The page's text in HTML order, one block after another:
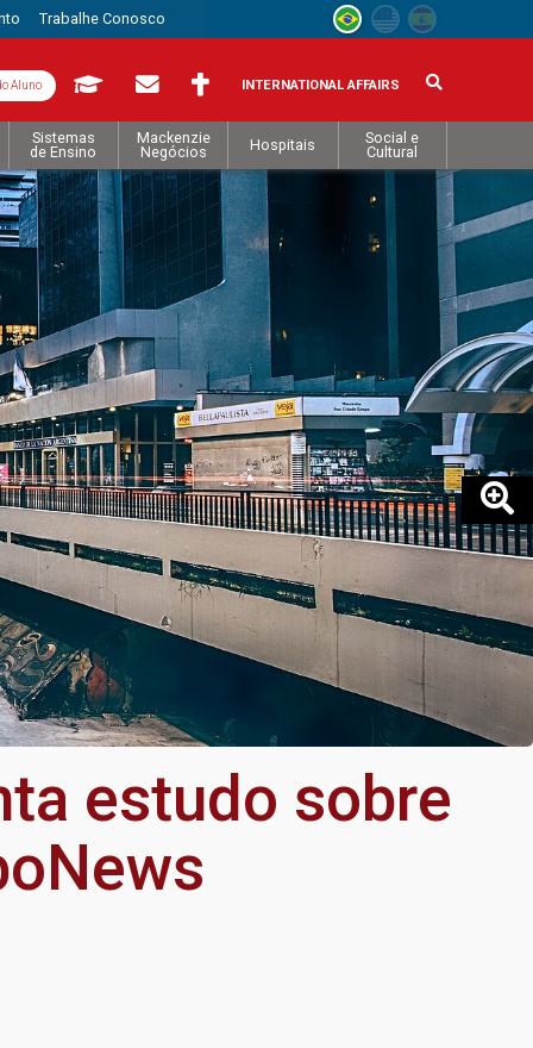
Trabalhe Conosco
Aluno INTERNATIONAL AFFAIRS
Sistemas
de Ensino
Mackenzie
Negócios
Hospitais
Social e
Cultural
estudo sobre